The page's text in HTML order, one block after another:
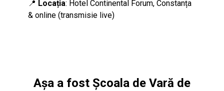
📍 Locația: Hotel Continental Forum, Constanța
& online (transmisie live)
Așa a fost Școala de Vară de